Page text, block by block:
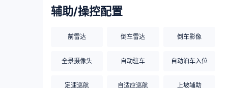
辅助/操控配置
前雷达 倒车雷达 倒车影像
全景摄像头 自动驻车 自动泊车入位
定速巡航 自适应巡航 上坡辅助